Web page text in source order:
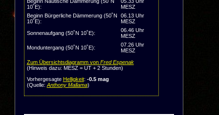
10˚E):
MESZ
Beginn Bürgerliche Dämmerung (50˚N
10˚E):
06.13 Uhr
MESZ
Sonnenaufgang (50˚N 10˚E):
06.46 Uhr
MESZ
Monduntergang (50˚N 10˚E):
07.26 Uhr
MESZ
Zum Übersichtsdiagramm von Fred Espenak
(Hinweis dazu: MESZ = UT + 2 Stunden)
Vorhergesagte Helligkeit: -0.5 mag
(Quelle: Anthony Mallama)